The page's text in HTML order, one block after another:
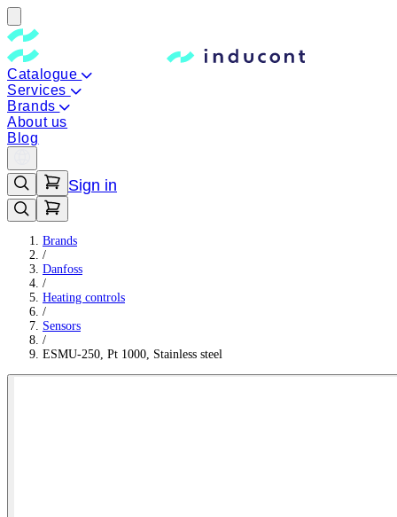
Catalogue
Services
Brands
About us
Blog
Sign in
Brands
/
Danfoss
/
Heating controls
/
Sensors
/
ESMU-250, Pt 1000, Stainless steel